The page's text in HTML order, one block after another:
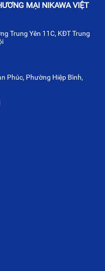
MẠI NIKAWA VIỆT
Trung Yên 11C, KĐT Trung
Phúc, Phường Hiệp Bình,